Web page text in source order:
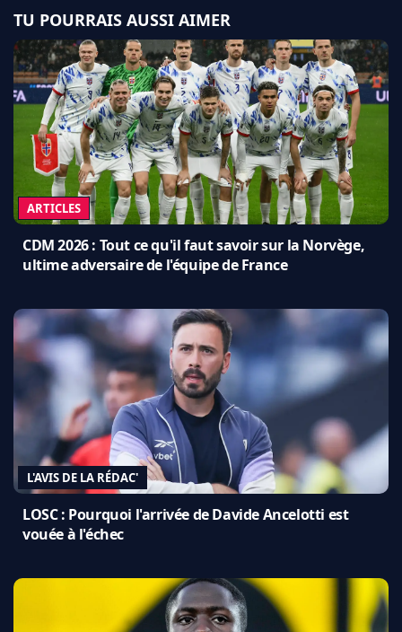
TU POURRAIS AUSSI AIMER
ARTICLES
CDM 2026 : Tout ce qu'il faut savoir sur la Norvège,
ultime adversaire de l'équipe de France
L'AVIS DE LA RÉDAC'
LOSC : Pourquoi l'arrivée de Davide Ancelotti est
vouée à l'échec